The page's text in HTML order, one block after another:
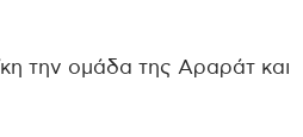
την ομάδα της Αραράτ και